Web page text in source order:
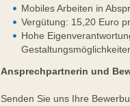
Mobiles Arbeiten in
Vergütung: 15,20 Euro
Hohe
Ansprechpartnerin und
Senden Sie uns Ihre